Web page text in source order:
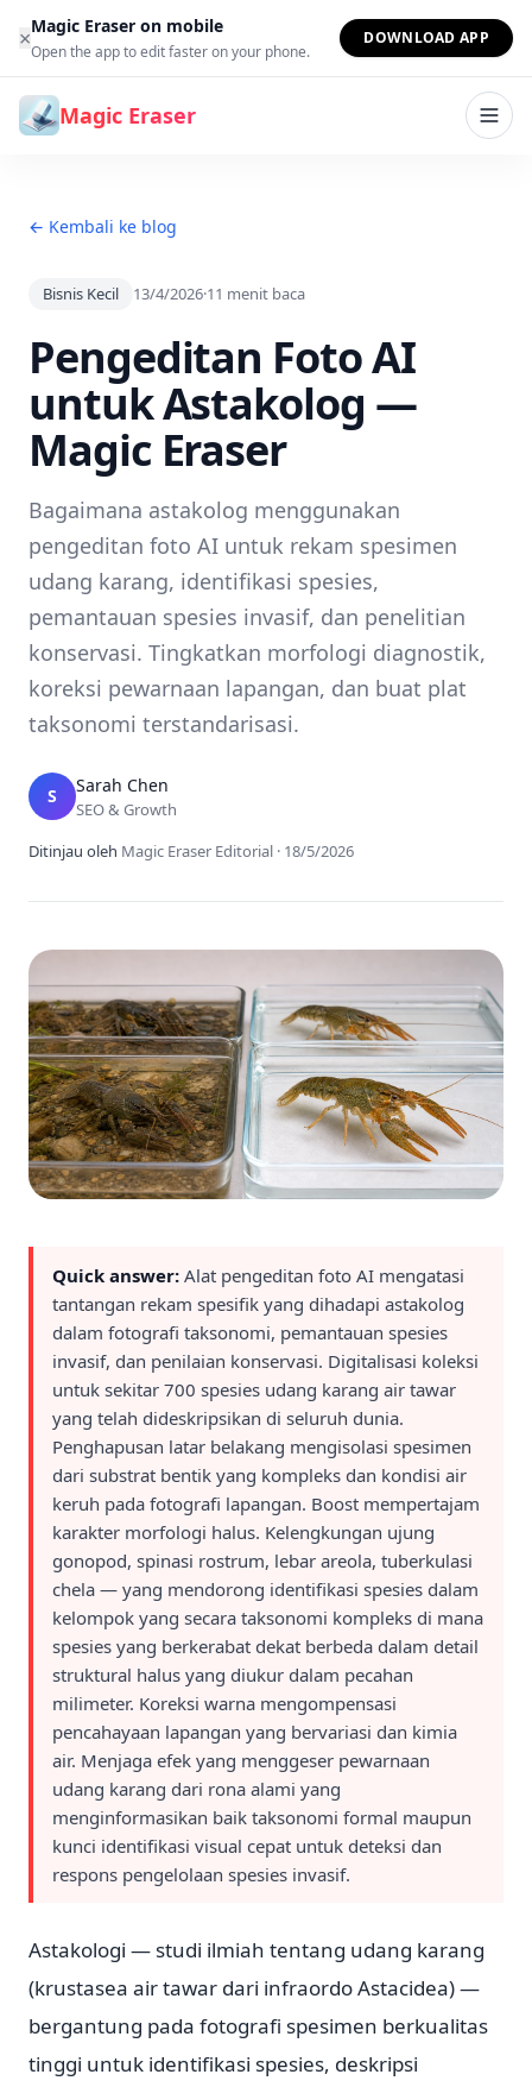
Lewati ke konten
×Magic Eraser on mobile
Open the app to edit faster on your phone.
DOWNLOAD APP
Magic Eraser
← Kembali ke blog
Bisnis Kecil 13/4/2026·11 menit baca
Pengeditan Foto AI
untuk Astakolog —
Magic Eraser
Bagaimana astakolog menggunakan
pengeditan foto AI untuk rekam spesimen
udang karang, identifikasi spesies,
pemantauan spesies invasif, dan penelitian
konservasi. Tingkatkan morfologi diagnostik,
koreksi pewarnaan lapangan, dan buat plat
taksonomi terstandarisasi.
S Sarah Chen
SEO & Growth
Ditinjau oleh Magic Eraser Editorial · 18/5/2026
Quick answer: Alat pengeditan foto AI mengatasi
tantangan rekam spesifik yang dihadapi astakolog
dalam fotografi taksonomi, pemantauan spesies
invasif, dan penilaian konservasi. Digitalisasi koleksi
untuk sekitar 700 spesies udang karang air tawar
yang telah dideskripsikan di seluruh dunia.
Penghapusan latar belakang mengisolasi spesimen
dari substrat bentik yang kompleks dan kondisi air
keruh pada fotografi lapangan. Boost mempertajam
karakter morfologi halus. Kelengkungan ujung
gonopod, spinasi rostrum, lebar areola, tuberkulasi
chela — yang mendorong identifikasi spesies dalam
kelompok yang secara taksonomi kompleks di mana
spesies yang berkerabat dekat berbeda dalam detail
struktural halus yang diukur dalam pecahan
milimeter. Koreksi warna mengompensasi
pencahayaan lapangan yang bervariasi dan kimia
air. Menjaga efek yang menggeser pewarnaan
udang karang dari rona alami yang
menginformasikan baik taksonomi formal maupun
kunci identifikasi visual cepat untuk deteksi dan
respons pengelolaan spesies invasif.
Astakologi — studi ilmiah tentang udang karang
(krustasea air tawar dari infraordo Astacidea) —
bergantung pada fotografi spesimen berkualitas
tinggi untuk identifikasi spesies, deskripsi